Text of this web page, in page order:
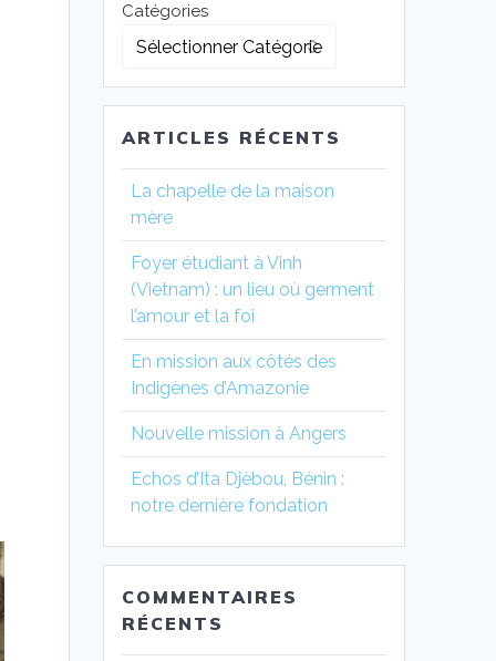
Catégories
ARTICLES RÉCENTS
La chapelle de la maison
mère
Foyer étudiant à Vinh
(Vietnam) : un lieu où germent
l’amour et la foi
En mission aux côtés des
Indigènes d’Amazonie
Nouvelle mission à Angers
Echos d’Ita Djèbou, Bénin :
notre dernière fondation
COMMENTAIRES
RÉCENTS